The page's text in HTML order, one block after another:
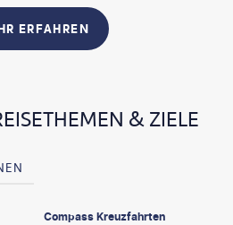
ERFAHREN
& ZIELE
Compass Kreuzfahrten